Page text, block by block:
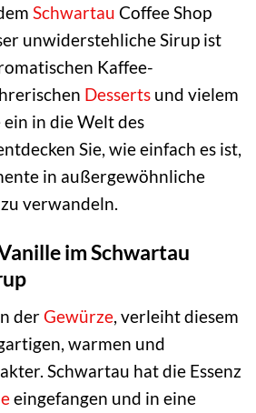
Schwartau Coffee Shop
unwiderstehliche Sirup ist
Kaffee-
Desserts und vielem
ein in die Welt des
Sie, wie einfach es ist,
in außergewöhnliche
verwandeln.
im Schwartau
derGewürze, verleiht diesem
warmen und
Schwartau hat die Essenz
eingefangen und in eine